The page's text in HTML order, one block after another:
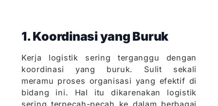
1. Koordinasi yang Buruk
Kerja logistik sering terganggu dengan
koordinasi yang buruk. Sulit sekali
meramu proses organisasi yang efektif di
bidang ini. Hal itu dikarenakan logistik
sering terpecah-pecah ke dalam berbagai